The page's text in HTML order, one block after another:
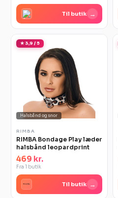
Til butik →
★ 3,9 / 5
Halsbånd og snor
RIMBA
RIMBA Bondage Play læder
halsbånd leopardprint
469 kr.
Fra 1 butik
Til butik →